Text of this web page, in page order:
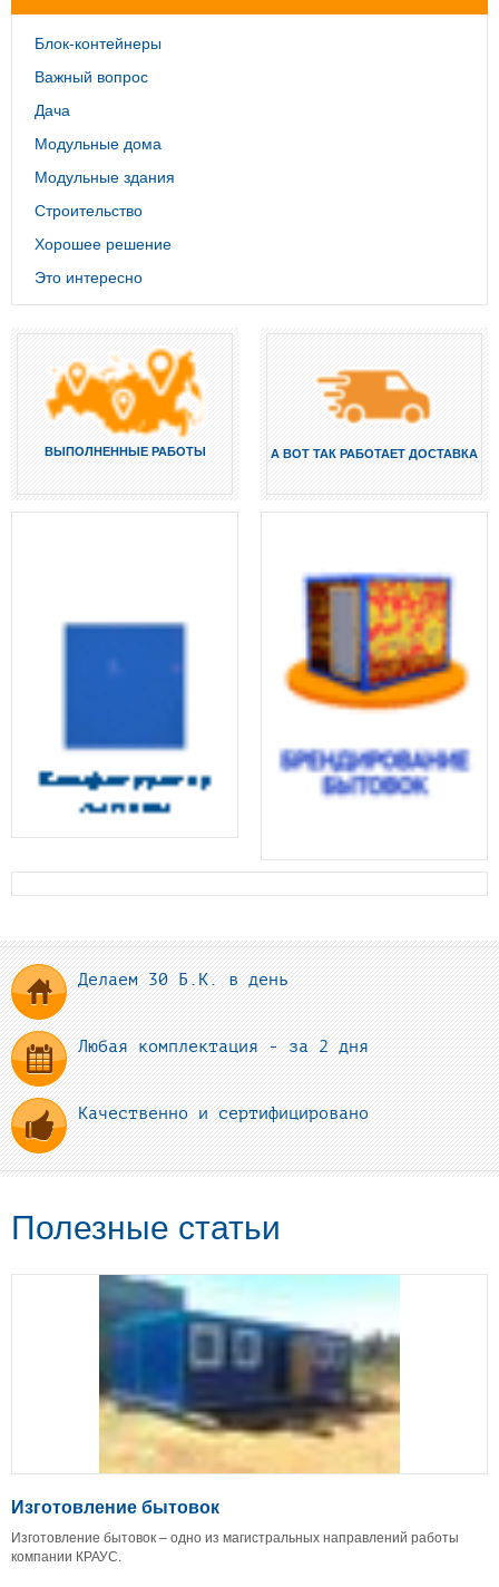
Блок-контейнеры
Важный вопрос
Дача
Модульные дома
Модульные здания
Строительство
Хорошее решение
Это интересно
ВЫПОЛНЕННЫЕ РАБОТЫ А ВОТ ТАК РАБОТАЕТ ДОСТАВКА
Делаем 30 Б.К. в день
Любая комплектация - за 2 дня
Качественно и сертифицировано
Полезные статьи
Изготовление бытовок
Изготовление бытовок – одно из магистральных направлений работы
компании КРАУС.